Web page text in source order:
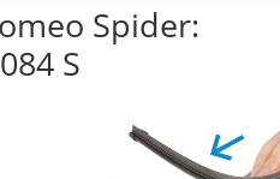
Spider:
S